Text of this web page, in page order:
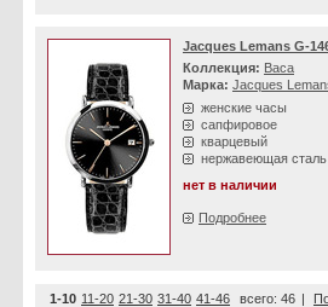
Jacques Lemans G-
Коллекция: Baca
Марка: Jacques
женские часы
сапфировое
кварцевый
нержавеющая сталь
нет в наличии
Подробнее
1-10 11-20 21-30 31-40 41-46 всего: 46 |